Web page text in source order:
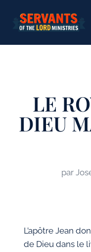
contenu
LE
DIEU
par
L’apôtre Jean
de Dieu dans le